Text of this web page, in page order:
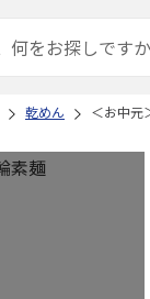
乾めん ＜お中元